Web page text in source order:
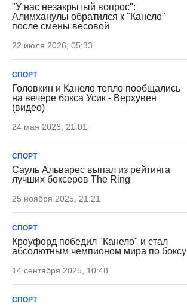
"У нас незакрытый вопрос":
Алимханулы обратился к "Канело"
после смены весовой
22 июля 2026, 05:33
СПОРТ
Головкин и Канело тепло пообщались
на вечере бокса Усик - Верхувен
(видео)
24 мая 2026, 21:01
СПОРТ
Сауль Альварес выпал из рейтинга
лучших боксеров The Ring
25 ноября 2025, 21:21
СПОРТ
Кроуфорд победил "Канело" и стал
абсолютным чемпионом мира по боксу
14 сентября 2025, 10:48
СПОРТ